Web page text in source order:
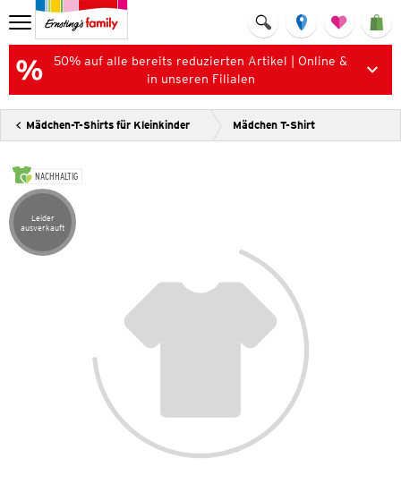
50% auf alle bereits reduzierten Artikel | Online &
in unseren Filialen
Mädchen-T-Shirts für Kleinkinder Mädchen T-Shirt
NACHHALTIG
Artikel leider ausverkauft
Leider
ausverkauft